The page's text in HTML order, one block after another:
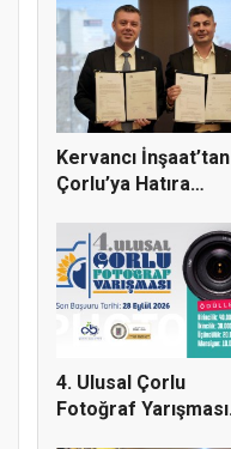
Kervancı İnşaat’tan
Çorlu’ya Hatıra
4. Ulusal Çorlu
Fotoğraf Yarışması